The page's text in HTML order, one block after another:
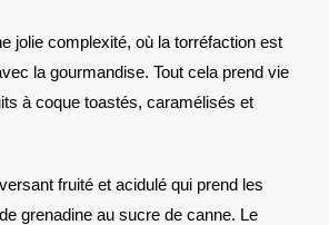
jolie complexité, où la torréfaction est
la gourmandise. Tout cela prend vie
à coque toastés, caramélisés et
fruité et acidulé qui prend les
grenadine au sucre de canne. Le